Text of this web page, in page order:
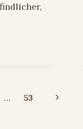
… 53
Nächste